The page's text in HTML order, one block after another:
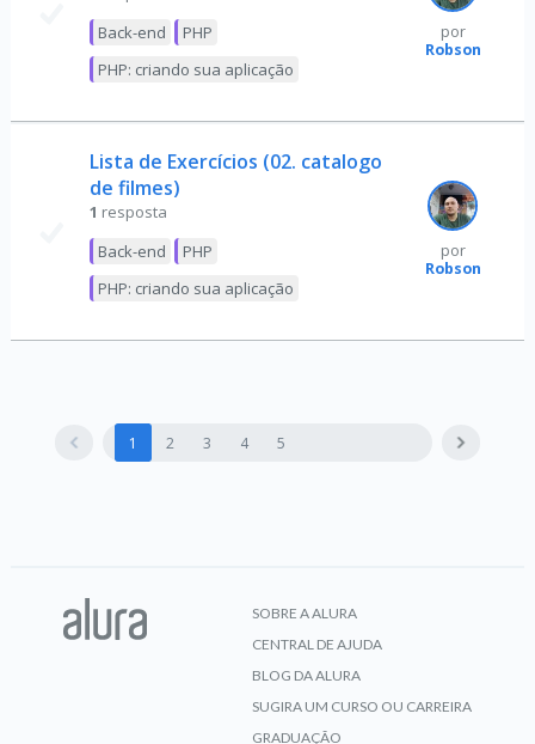
Back-end
PHP
PHP: criando sua aplicação
por
Robson
Lista de Exercícios (02. catalogo
de filmes)
1 resposta
Back-end
PHP
PHP: criando sua aplicação
por
Robson
1 2 3 4 5
SOBRE A ALURA
CENTRAL DE AJUDA
BLOG DA ALURA
SUGIRA UM CURSO OU CARREIRA
GRADUAÇÃO